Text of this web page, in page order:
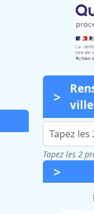
ville
Tapez les 2